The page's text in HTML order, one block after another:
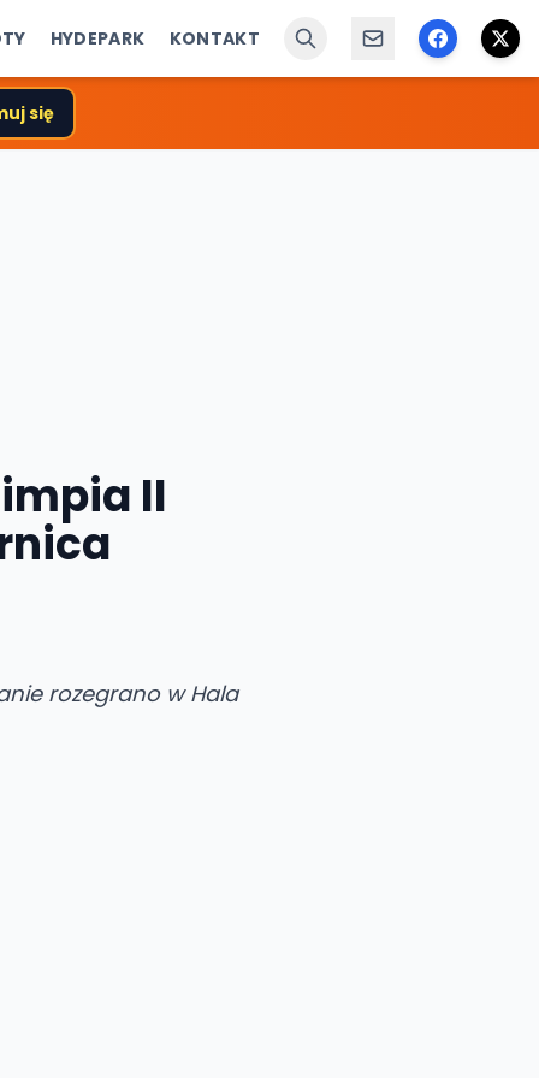
HYDEPARK KONTAKT
się
II
rozegrano w Hala